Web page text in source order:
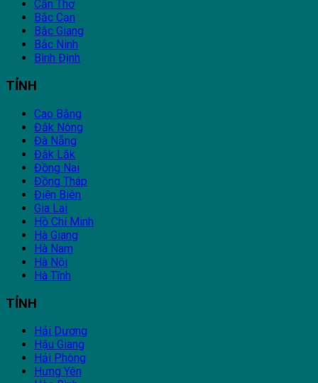
Cần Thơ
Bắc Cạn
Bắc Giang
Bắc Ninh
Bình Định
TỈNH
Cao Bằng
Đắk Nông
Đà Nẵng
Đắk Lắk
Đồng Nai
Đồng Tháp
Điện Biên
Gia Lai
Hồ Chí Minh
Hà Giang
Hà Nam
Hà Nội
Hà Tĩnh
TỈNH
Hải Dương
Hậu Giang
Hải Phòng
Hưng Yên